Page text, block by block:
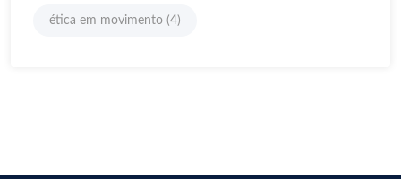
ética em movimento (4)